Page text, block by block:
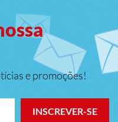
e promoções!
INSCREVER-SE